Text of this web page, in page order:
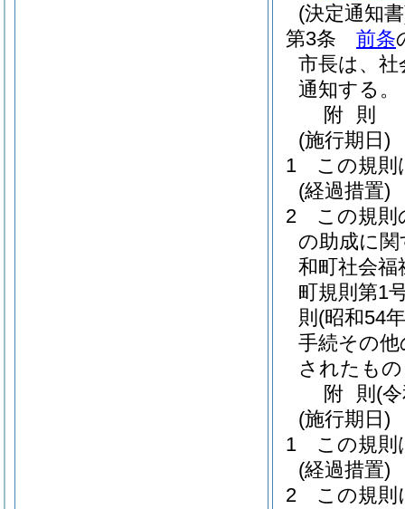
(決定通知
第3条
前条
市長は、社
通知する。
附 則
(施行期日)
1
この規則
(経過措置)
2
この規則
の助成に関
和町社会
町規則第1
則 (昭和54
手続その
されたも
附 則 (
(施行期日)
1
この規則
(経過措置)
2
この規則